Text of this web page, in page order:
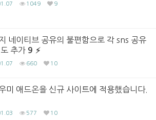
1049 9
네이티브 공유의 불편함으로 각 sns 공유
추가 9
660 10
미 애드온을 신규 사이트에 적용했습니다.
577 10